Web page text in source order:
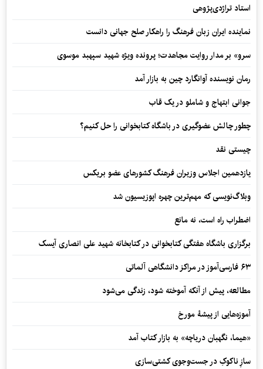
استاد تراژدی‌پژوهی
نماینده ایران زبان فرهنگ را راهکار صلح جهانی دانست
سرو» بر مدار روایت مجاهدت؛ پرونده ویژه شهید سپهبد موسوی
رمان نویسنده آوانگارد چین به بازار آمد
جوانی ابتهاج و شاملو در یک قاب
چطور چالش عضوگیری در باشگاه کتابخوانی را حل کنیم؟
چیستی نقد
یازدهمین اجلاس وزیران فرهنگ کشورهای عضو بریکس
وبلاگ‌نویسی که مهم‌ترین چهره اپوزیسیون شد
اضطراب راه است، نه مانع
برگزاری باشگاه هفتگی کتابخوانی در کتابخانه شهید علی انصاری آیسک
۶۳ فارسی‌آموز در مراکز دانشگاهی آلماتی
مطالعه، پیش از آنکه آموخته شود، زندگی می‌شود
آموزه‌هایی از پیشۀ مورخ
«هیما، نگهبان دریاچه» به بازار کتاب آمد
سازِ ناکوکِ در جست‌وجوی کشتی‌سازی